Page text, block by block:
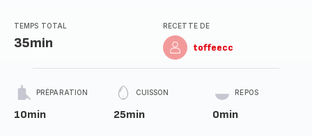
TEMPS TOTAL
35min
RECETTE DE
toffeecc
PRÉPARATION
10min
CUISSON
25min
REPOS
0min